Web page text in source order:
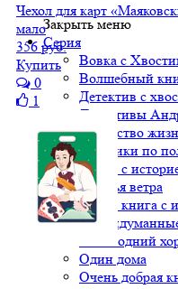
Закрыть меню
Серия
Вовка с
Волшебный
Детектив с
Детективы
Искусство
Классики по
Книга с
Крылья ветра
Малая книга с
Новогодний
Один дома
Очень добрая
Чехол для карт
мало
356 руб.
Купить
0
1